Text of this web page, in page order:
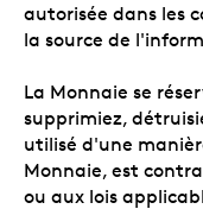
autorisée dans les
la source de
La Monnaie se
supprimiez,
utilisé d'une
Monnaie, est
ou aux lois